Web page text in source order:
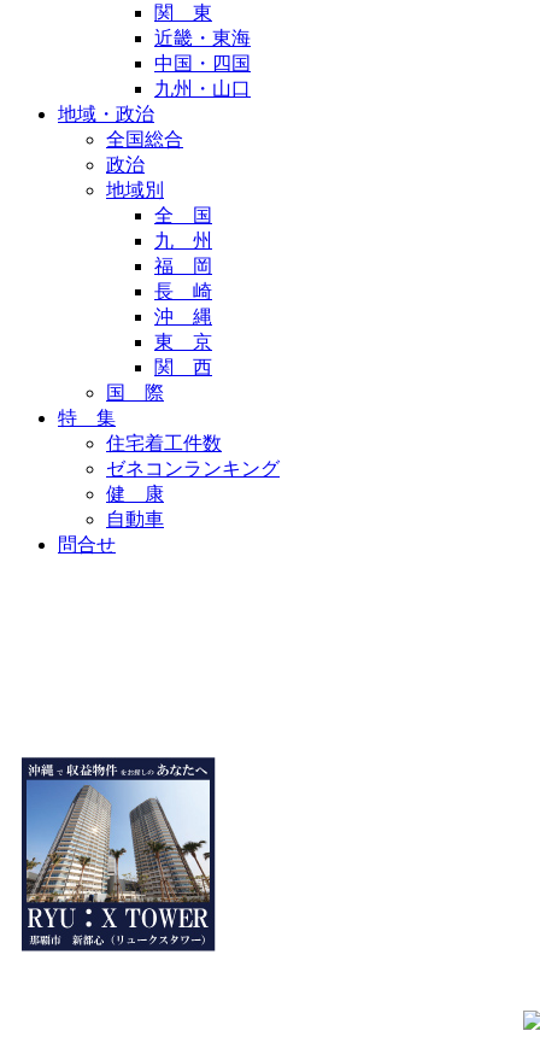
関 東
近畿・東海
中国・四国
九州・山口
地域・政治
全国総合
政治
地域別
全 国
九 州
福 岡
長 崎
沖 縄
東 京
関 西
国 際
特 集
住宅着工件数
ゼネコンランキング
健 康
自動車
問合せ